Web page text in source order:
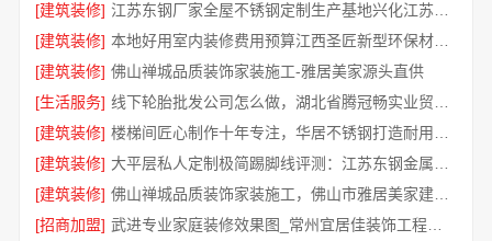
[建筑装修]
江苏东钢厂家全屋不锈钢定制生产基地兴化江苏东钢金属科技有限公司
[建筑装修]
本地好用室内装修费用预算江西圣匠新型环保材料有限公司
[建筑装修] 佛山禅城品质装饰家装施工-雅居美家源头直供
[生活服务]
[建筑装修]
[建筑装修]
[建筑装修]
佛山禅城品质装饰家装施工，佛山市雅居美家建筑装饰工程有限公司
[招商加盟]
武进专业家庭装修效果图_常州宜居佳装饰工程有限公司